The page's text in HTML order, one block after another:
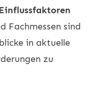
Fachmessen sind
in aktuelle
zu